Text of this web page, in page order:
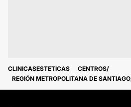
CLINICASESTETICAS
CENTROS
REGIÓN METROPOLITANA DE SANTIAGO